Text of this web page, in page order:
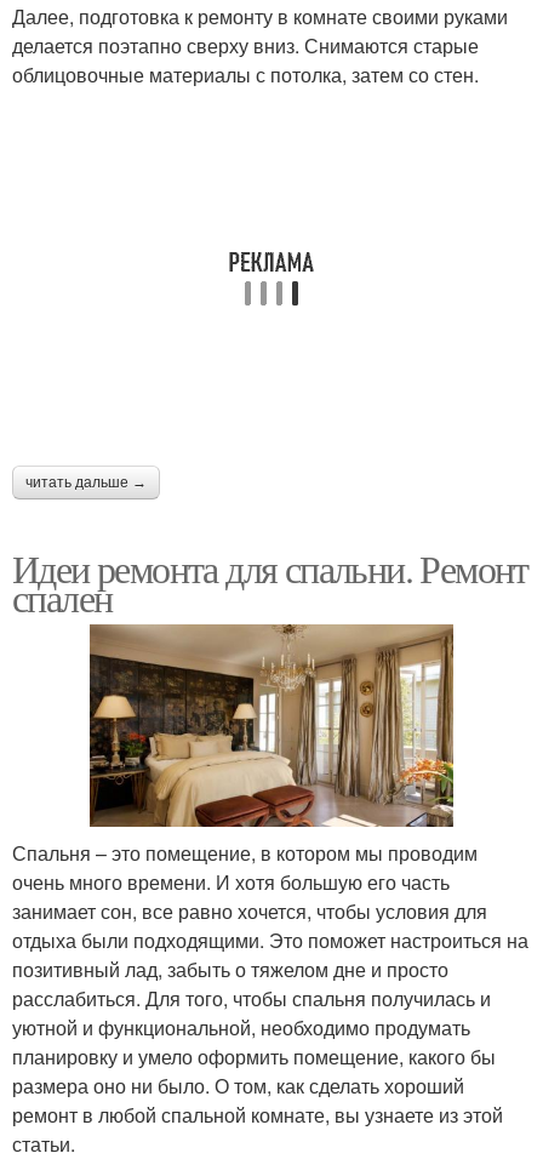
Далее, подготовка к ремонту в комнате своими руками
делается поэтапно сверху вниз. Снимаются старые
облицовочные материалы с потолка, затем со стен.
читать дальше →
Идеи ремонта для спальни. Ремонт
спален
Спальня – это помещение, в котором мы проводим
очень много времени. И хотя большую его часть
занимает сон, все равно хочется, чтобы условия для
отдыха были подходящими. Это поможет настроиться на
позитивный лад, забыть о тяжелом дне и просто
расслабиться. Для того, чтобы спальня получилась и
уютной и функциональной, необходимо продумать
планировку и умело оформить помещение, какого бы
размера оно ни было. О том, как сделать хороший
ремонт в любой спальной комнате, вы узнаете из этой
статьи.